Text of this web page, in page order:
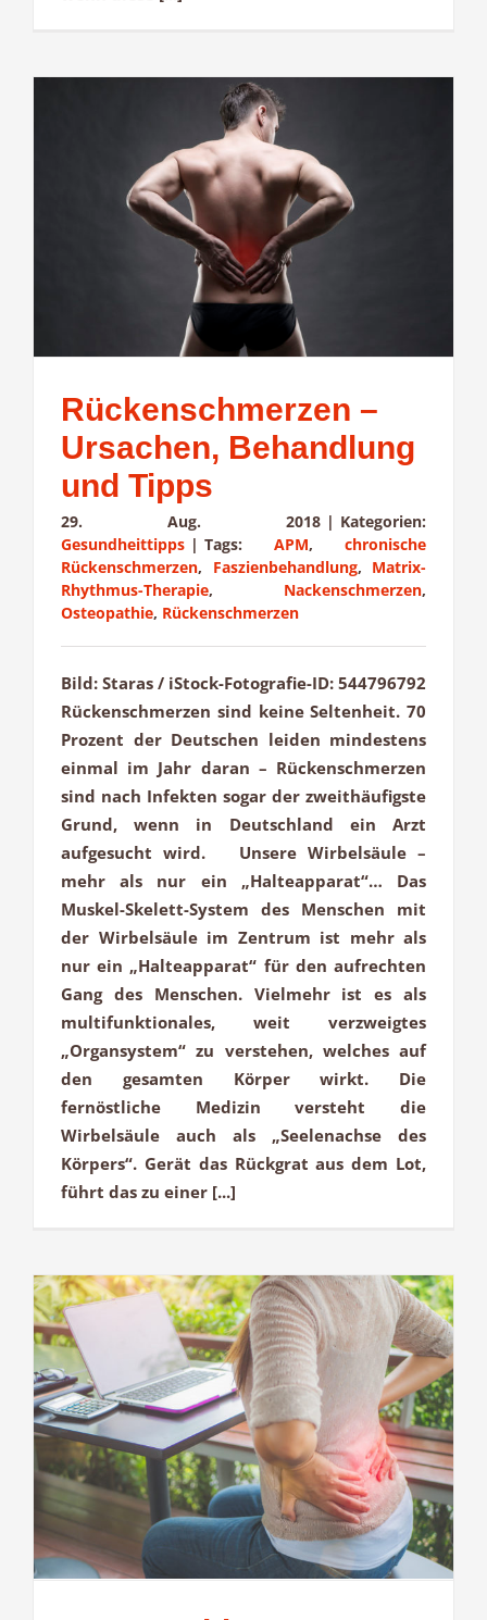
Rückenschmerzen –
Ursachen, Behandlung
und Tipps
29. Aug. 2018 | Kategorien:
Gesundheittipps | Tags: APM, chronische
Rückenschmerzen, Faszienbehandlung, Matrix-
Rhythmus-Therapie, Nackenschmerzen,
Osteopathie, Rückenschmerzen
Bild: Staras / iStock-Fotografie-ID: 544796792
Rückenschmerzen sind keine Seltenheit. 70
Prozent der Deutschen leiden mindestens
einmal im Jahr daran – Rückenschmerzen
sind nach Infekten sogar der zweithäufigste
Grund, wenn in Deutschland ein Arzt
aufgesucht wird. Unsere Wirbelsäule –
mehr als nur ein „Halteapparat“… Das
Muskel-Skelett-System des Menschen mit
der Wirbelsäule im Zentrum ist mehr als
nur ein „Halteapparat“ für den aufrechten
Gang des Menschen. Vielmehr ist es als
multifunktionales, weit verzweigtes
„Organsystem“ zu verstehen, welches auf
den gesamten Körper wirkt. Die
fernöstliche Medizin versteht die
Wirbelsäule auch als „Seelenachse des
Körpers“. Gerät das Rückgrat aus dem Lot,
führt das zu einer [...]